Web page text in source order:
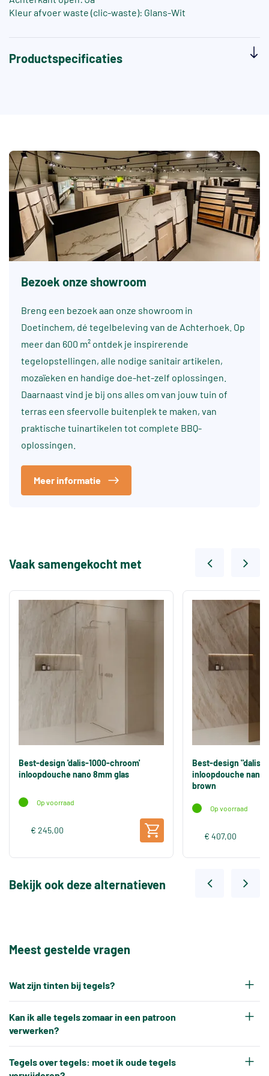
Kleur afvoer waste (clic-waste): Glans-Wit
Productspecificaties
Bezoek onze showroom
Breng een bezoek aan onze showroom in
Doetinchem, dé tegelbeleving van de Achterhoek. Op
meer dan 600 m² ontdek je inspirerende
tegelopstellingen, alle nodige sanitair artikelen,
mozaïeken en handige doe-het-zelf oplossingen.
Daarnaast vind je bij ons alles om van jouw tuin of
terras een sfeervolle buitenplek te maken, van
praktische tuinartikelen tot complete BBQ-
oplossingen.
Meer informatie
Vaak samengekocht met
Best-design 'dalis-1000-chroom'
inloopdouche nano 8mm glas
Op voorraad
€ 245,00
Best-design "dalis-
inloopdouche nano
brown
Op voorraad
€ 407,00
Bekijk ook deze alternatieven
Meest gestelde vragen
Wat zijn tinten bij tegels?
een eigen tintnummer. Omdat keramische tegels
een natuurproduct zijn en onder hoge
temperaturen worden gebakken, ontstaat er altijd
Kan ik alle tegels zomaar in een patroon
verwerken?
gewenst patroon worden verwerkt.
Tegels over tegels: moet ik oude tegels